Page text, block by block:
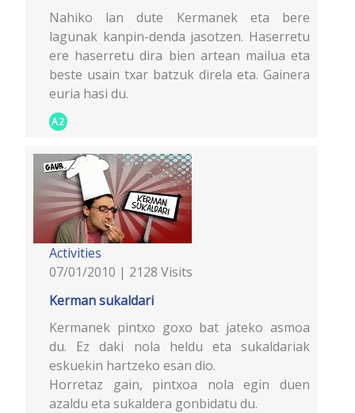
Nahiko lan dute Kermanek eta bere
lagunak kanpin-denda jasotzen. Haserretu
ere haserretu dira bien artean mailua eta
beste usain txar batzuk direla eta. Gainera
euria hasi du.
A2
Activities
07/01/2010 | 2128 Visits
Kerman sukaldari
Kermanek pintxo goxo bat jateko asmoa
du. Ez daki nola heldu eta sukaldariak
eskuekin hartzeko esan dio.
Horretaz gain, pintxoa nola egin duen
azaldu eta sukaldera gonbidatu du.